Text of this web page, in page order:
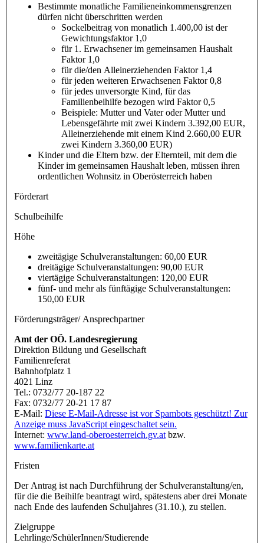
Bestimmte monatliche Familieneinkommensgrenzen
dürfen nicht überschritten werden
Sockelbeitrag von monatlich 1.400,00 ist der
Gewichtungsfaktor 1,0
für 1. Erwachsener im gemeinsamen Haushalt
Faktor 1,0
für die/den Alleinerziehenden Faktor 1,4
für jeden weiteren Erwachsenen Faktor 0,8
für jedes unversorgte Kind, für das
Familienbeihilfe bezogen wird Faktor 0,5
Beispiele: Mutter und Vater oder Mutter und
Lebensgefährte mit zwei Kindern 3.392,00 EUR,
Alleinerziehende mit einem Kind 2.660,00 EUR
zwei Kindern 3.360,00 EUR)
Kinder und die Eltern bzw. der Elternteil, mit dem die
Kinder im gemeinsamen Haushalt leben, müssen ihren
ordentlichen Wohnsitz in Oberösterreich haben
Förderart
Schulbeihilfe
Höhe
zweitägige Schulveranstaltungen: 60,00 EUR
dreitägige Schulveranstaltungen: 90,00 EUR
viertägige Schulveranstaltungen: 120,00 EUR
fünf- und mehr als fünftägige Schulveranstaltungen:
150,00 EUR
Förderungsträger/ Ansprechpartner
Amt der OÖ. Landesregierung
Direktion Bildung und Gesellschaft
Familienreferat
Bahnhofplatz 1
4021 Linz
Tel.: 0732/77 20-187 22
Fax: 0732/77 20-21 17 87
E-Mail: Diese E-Mail-Adresse ist vor Spambots geschützt! Zur
Anzeige muss JavaScript eingeschaltet sein.
Internet: www.land-oberoesterreich.gv.at bzw.
www.familienkarte.at
Fristen
Der Antrag ist nach Durchführung der Schulveranstaltung/en,
für die die Beihilfe beantragt wird, spätestens aber drei Monate
nach Ende des laufenden Schuljahres (31.10.), zu stellen.
Zielgruppe
Lehrlinge/SchülerInnen/Studierende